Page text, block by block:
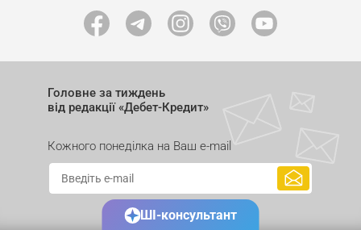
Головне за тиждень
від редакції «Дебет-Кредит»
Кожного понеділка на Ваш e-mail
ШІ-консультант